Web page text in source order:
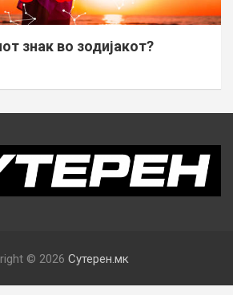
знак во зодијакот?
© 2026 Сутерен.мк